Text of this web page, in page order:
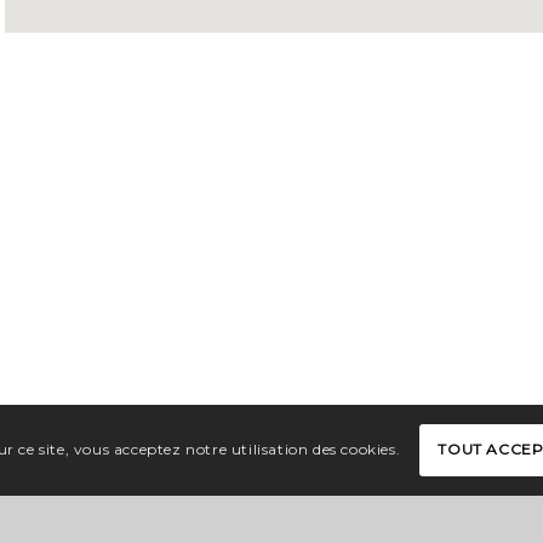
ce site, vous acceptez notre utilisation des cookies. TOUT